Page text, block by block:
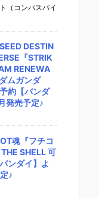
（コンパスパイ
DESTIN
『STRIK
RENEWA
ムガンダ
約【バンダ
発売予定♪
魂『フチコ
SHELL 可
ンダイ】よ
♪